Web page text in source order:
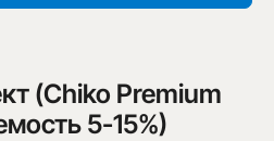
(Chiko Premium
5-15%)